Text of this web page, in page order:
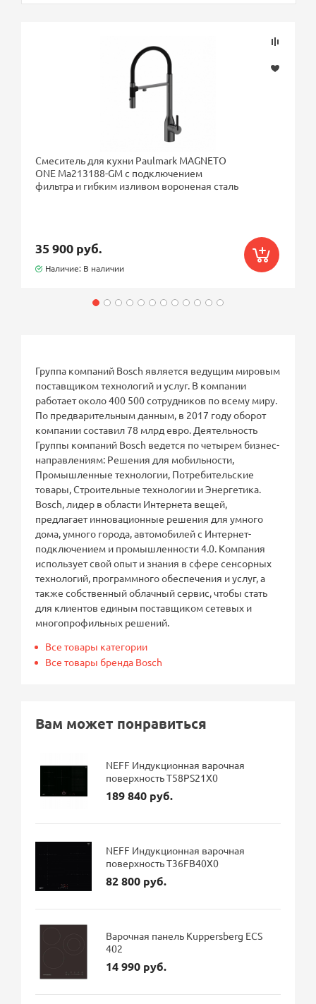
Смеситель для кухни Paulmark MAGNETO
ONE Ma213188-GM с подключением
фильтра и гибким изливом вороненая сталь
35 900 руб.
Наличие: В наличии
Группа компаний Bosch является ведущим мировым
поставщиком технологий и услуг. В компании
работает около 400 500 сотрудников по всему миру.
По предварительным данным, в 2017 году оборот
компании составил 78 млрд евро. Деятельность
Группы компаний Bosch ведется по четырем бизнес-
направлениям: Решения для мобильности,
Промышленные технологии, Потребительские
товары, Строительные технологии и Энергетика.
Bosch, лидер в области Интернета вещей,
предлагает инновационные решения для умного
дома, умного города, автомобилей с Интернет-
подключением и промышленности 4.0. Компания
использует свой опыт и знания в сфере сенсорных
технологий, программного обеспечения и услуг, а
также собственный облачный сервис, чтобы стать
для клиентов единым поставщиком сетевых и
многопрофильных решений.
Все товары категории
Все товары бренда Bosch
Вам может понравиться
NEFF Индукционная варочная
поверхность T58PS21X0
189 840 руб.
NEFF Индукционная варочная
поверхность T36FB40X0
82 800 руб.
Варочная панель Kuppersberg ECS
402
14 990 руб.